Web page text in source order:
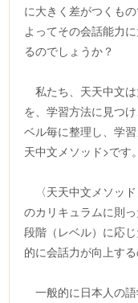
に大きく差がつくも
よってその会話能力
るのでしょうか？
私たち、天天中文
を、学習方法に見つ
ベル毎に整理し、学
天中文メソッド>です。
〈天天中文メソッ
のカリキュラムに則
段階（レベル）に応
的に会話力が向上する
一般的に日本人の